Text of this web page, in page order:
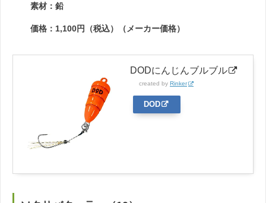
素材：鉛
価格：1,100円（税込）（メーカー価格）
DODにんじんブルブル
created by Rinker
DOD